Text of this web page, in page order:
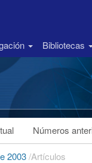
Bibliotecas
Números
2003/Artículos